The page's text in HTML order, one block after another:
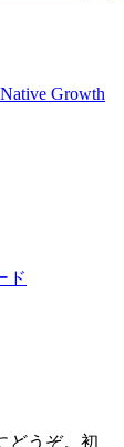
Growth
ド
どうぞ。初